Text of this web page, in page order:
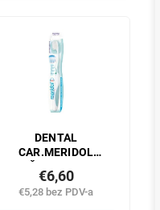
DENTAL
CAR.MERIDOL
MEKA
€5,28 bez PDV-a
€6,60